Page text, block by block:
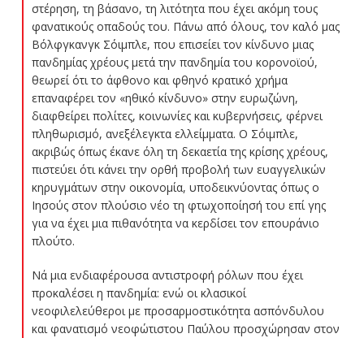
στέρηση, τη βάσανο, τη λιτότητα που έχει ακόμη τους
φανατικούς οπαδούς του. Πάνω από όλους, τον καλό μας
Βόλφγκανγκ Σόιμπλε, που επισείει τον κίνδυνο μιας
πανδημίας χρέους μετά την πανδημία του κορονοϊού,
θεωρεί ότι το άφθονο και φθηνό κρατικό χρήμα
επαναφέρει τον «ηθικό κίνδυνο» στην ευρωζώνη,
διαφθείρει πολίτες, κοινωνίες και κυβερνήσεις, φέρνει
πληθωρισμό, ανεξέλεγκτα ελλείμματα. Ο Σόιμπλε,
ακριβώς όπως έκανε όλη τη δεκαετία της κρίσης χρέους,
πιστεύει ότι κάνει την ορθή προβολή των ευαγγελικών
κηρυγμάτων στην οικονομία, υποδεικνύοντας όπως ο
Ιησούς στον πλούσιο νέο τη φτωχοποίησή του επί γης
για να έχει μια πιθανότητα να κερδίσει τον επουράνιο
πλούτο.
Νά μια ενδιαφέρουσα αντιστροφή ρόλων που έχει
προκαλέσει η πανδημία: ενώ οι κλασικοί
νεοφιλελεύθεροι με προσαρμοστικότητα ασπόνδυλου
και φανατισμό νεοφώτιστου Παύλου προσχώρησαν στον